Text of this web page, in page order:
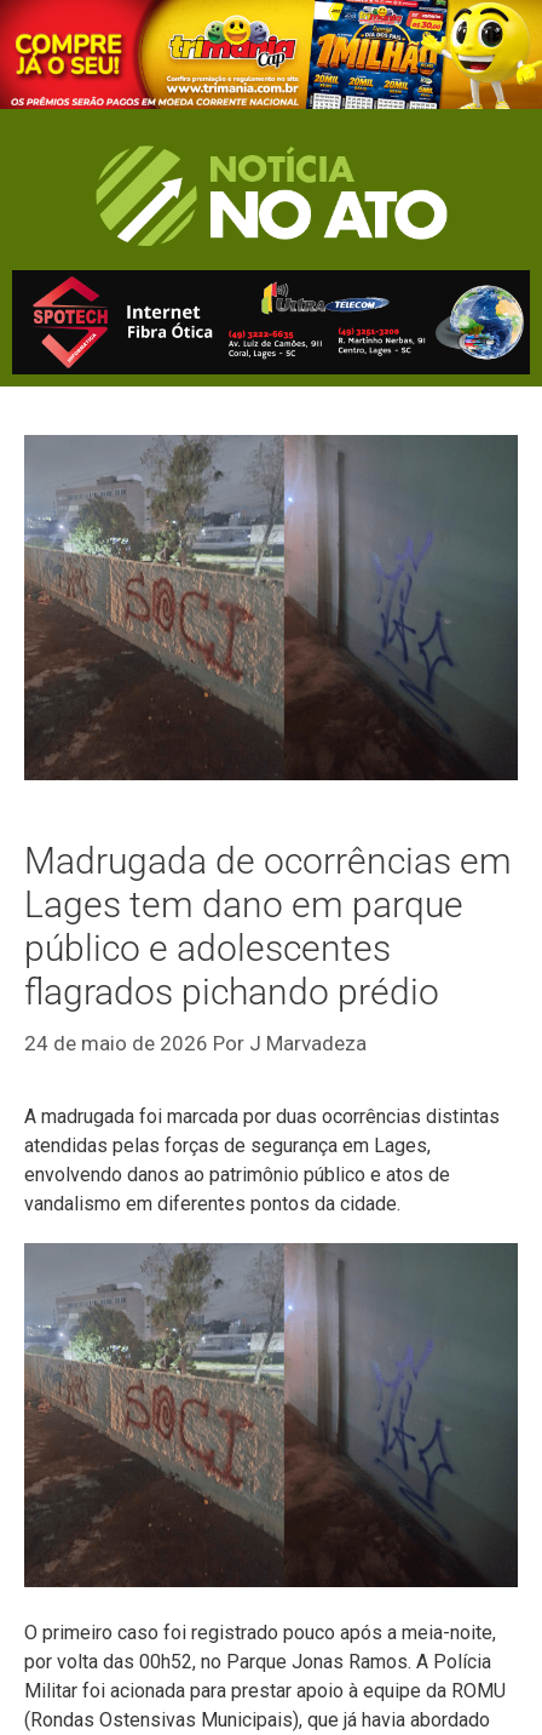
Madrugada de ocorrências em
Lages tem dano em parque
público e adolescentes
flagrados pichando prédio
24 de maio de 2026 Por J Marvadeza
A madrugada foi marcada por duas ocorrências distintas
atendidas pelas forças de segurança em Lages,
envolvendo danos ao patrimônio público e atos de
vandalismo em diferentes pontos da cidade.
O primeiro caso foi registrado pouco após a meia-noite,
por volta das 00h52, no Parque Jonas Ramos. A Polícia
Militar foi acionada para prestar apoio à equipe da ROMU
(Rondas Ostensivas Municipais), que já havia abordado